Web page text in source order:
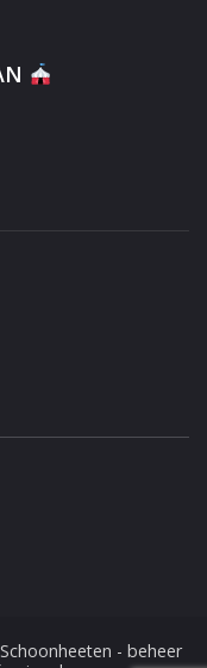
- beheer